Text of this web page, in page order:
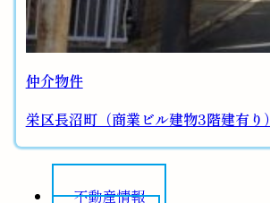
仲介物件
栄区長沼町（商業ビル建物3階建有り）
不動産情報